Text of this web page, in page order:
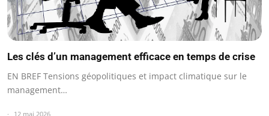
Les clés d’un management efficace en temps de crise
EN BREF Tensions géopolitiques et impact climatique sur le
management…
12 mai 2026